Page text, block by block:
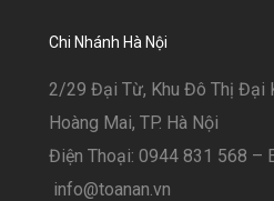
Chi Nhánh Hà Nội
2/29 Đại Từ, Khu Đô Thị Đại
Hoàng Mai, TP. Hà Nội
Điện Thoại: 0944 831 568 –
info@toanan.vn